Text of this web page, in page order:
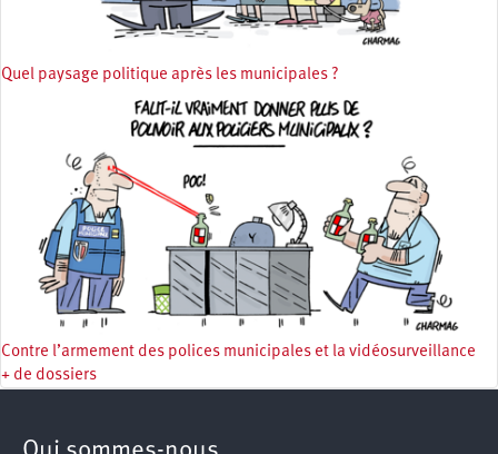
Quel paysage politique après les municipales ?
Contre l’armement des polices municipales et la vidéosurveillance
+ de dossiers